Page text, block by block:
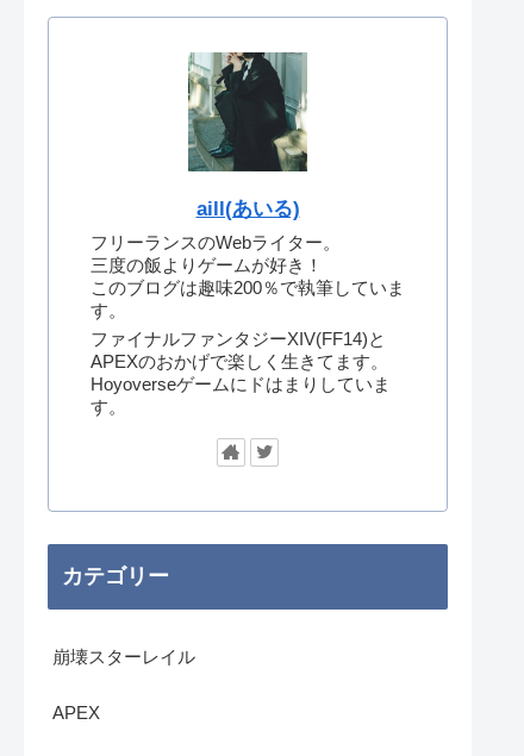
aill(あいる)
フリーランスのWebライター。
三度の飯よりゲームが好き！
このブログは趣味200％で執筆していま
す。
ファイナルファンタジーXIV(FF14)と
APEXのおかげで楽しく生きてます。
Hoyoverseゲームにドはまりしていま
す。
カテゴリー
崩壊スターレイル
APEX